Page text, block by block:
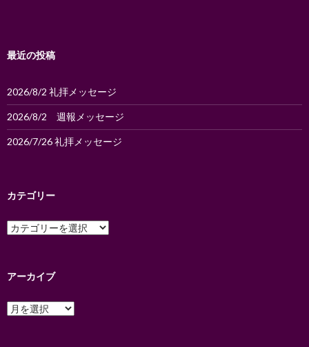
ン
最近の投稿
2026/8/2 礼拝メッセージ
2026/8/2 週報メッセージ
2026/7/26 礼拝メッセージ
カテゴリー
カ
テ
ー
アーカイブ
ア
ー